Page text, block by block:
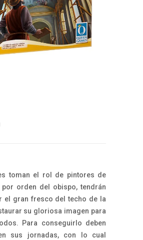
toman el rol de pintores de
orden del obispo, tendrán
el gran fresco del techo de la
su gloriosa imagen para
Para conseguirlo deben
sus jornadas, con lo cual